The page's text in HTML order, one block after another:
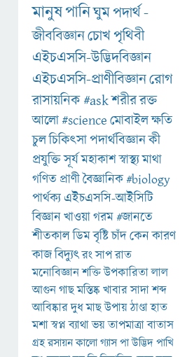
মানুষপানিঘুমপদার্থ-
জীববিজ্ঞানচোখপৃথিবী
এইচএসসি-উদ্ভিদবিজ্ঞান
এইচএসসি-প্রাণীবিজ্ঞানরোগ
রাসায়নিক#askশরীররক্ত
আলো#scienceমোবাইলক্ষতি
চুলচিকিৎসাপদার্থবিজ্ঞানকী
প্রযুক্তিসূর্যমহাকাশস্বাস্থ্যমাথা
গণিত প্রাণীবৈজ্ঞানিক#biology
পার্থক্য এইচএসসি-আইসিটি
বিজ্ঞানখাওয়াগরম#জানতে
শীতকালডিমবৃষ্টিচাঁদকেনকারণ
কাজবিদ্যুৎরংসাপরাত
মনোবিজ্ঞানশক্তিউপকারিতালাল
আগুনগাছমস্তিষ্কখাবারসাদাশব্দ
আবিষ্কারদুধমাছউপায়ঠাণ্ডাহাত
মশাস্বপ্নব্যাথাভয়তাপমাত্রাবাতাস
গ্রহরসায়নকালোগ্যাসপাউদ্ভিদপাখি